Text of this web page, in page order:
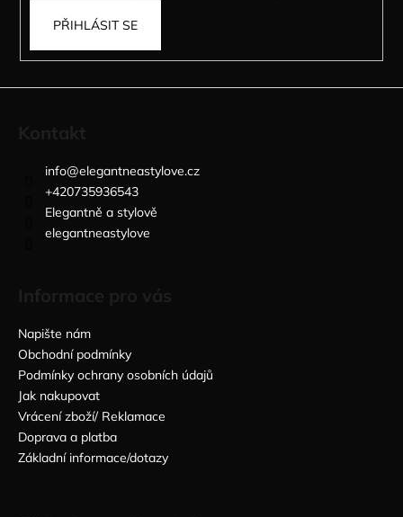
PŘIHLÁSIT SE
info@elegantneastylove.cz
+420735936543
Elegantně a stylově
elegantneastylove
Napište nám
Obchodní podmínky
Podmínky ochrany osobních údajů
Jak nakupovat
Vrácení zboží/ Reklamace
Doprava a platba
Základní informace/dotazy